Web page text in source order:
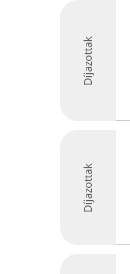
Díjazottak
Díjazottak